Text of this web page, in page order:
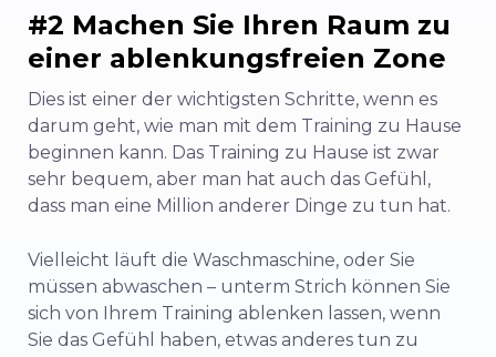
#2 Machen Sie Ihren Raum zu
einer ablenkungsfreien Zone
Dies ist einer der wichtigsten Schritte, wenn es
darum geht, wie man mit dem Training zu Hause
beginnen kann. Das Training zu Hause ist zwar
sehr bequem, aber man hat auch das Gefühl,
dass man eine Million anderer Dinge zu tun hat.
Vielleicht läuft die Waschmaschine, oder Sie
müssen abwaschen – unterm Strich können Sie
sich von Ihrem Training ablenken lassen, wenn
Sie das Gefühl haben, etwas anderes tun zu